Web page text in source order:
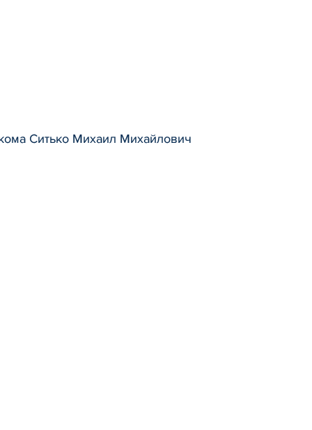
Ситько Михаил Михайлович